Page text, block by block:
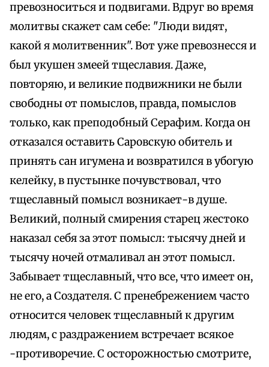
превозноситься и подвигами. Вдруг во время
молитвы скажет сам себе: "Люди видят,
какой я молитвенник". Вот уже превознесся и
был укушен змеей тщеславия. Даже,
повторяю, и великие подвижники не были
свободны от помыслов, правда, помыслов
только, как преподобный Серафим. Когда он
отказался оставить Саровскую обитель и
принять сан игумена и возвратился в убогую
келейку, в пустынке почувствовал, что
тщеславный помысл возникает-в душе.
Великий, полный смирения старец жестоко
наказал себя за этот помысл: тысячу дней и
тысячу ночей отмаливал ан этот помысл.
Забывает тщеславный, что все, что имеет он,
не его, а Создателя. С пренебрежением часто
относится человек тщеславный к другим
людям, с раздражением встречает всякое
-противоречие. С осторожностью смотрите,